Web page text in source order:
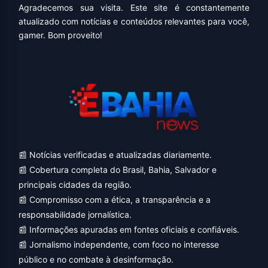
Agradecemos sua visita. Este site é constantemente
atualizado com notícias e conteúdos relevantes para você,
gamer. Bom proveito!
📰 Notícias verificadas e atualizadas diariamente.
📰 Cobertura completa do Brasil, Bahia, Salvador e
principais cidades da região.
📰 Compromisso com a ética, a transparência e a
responsabilidade jornalística.
📰 Informações apuradas em fontes oficiais e confiáveis.
📰 Jornalismo independente, com foco no interesse
público e no combate à desinformação.